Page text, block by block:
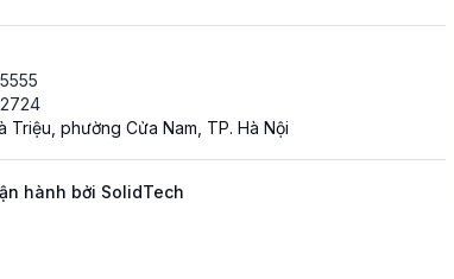
Triệu, phường Cửa Nam, TP. Hà Nội
hành bởi SolidTech